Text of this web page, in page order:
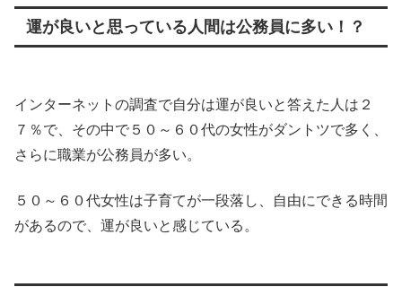
運が良いと思っている人間は公務員に多い！？
インターネットの調査で自分は運が良いと答えた人は２
７％で、その中で５０～６０代の女性がダントツで多く、
さらに職業が公務員が多い。
５０～６０代女性は子育てが一段落し、自由にできる時間
があるので、運が良いと感じている。